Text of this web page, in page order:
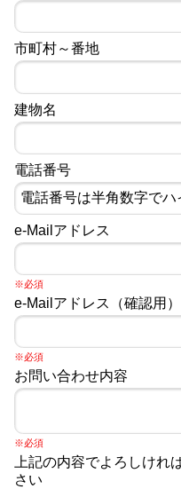
市町村～番地
建物名
電話番号
e-Mailアドレス
※必須
e-Mailアドレス（確認用）
※必須
お問い合わせ内容
※必須
上記の内容でよろしけれ
さい